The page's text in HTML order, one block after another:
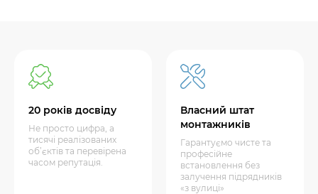
20 років досвіду
Не просто цифра, а
тисячі реалізованих
об’єктів та перевірена
часом репутація.
Власний штат
монтажників
Гарантуємо чисте та
професійне
встановлення без
залучення підрядників
«з вулиці»